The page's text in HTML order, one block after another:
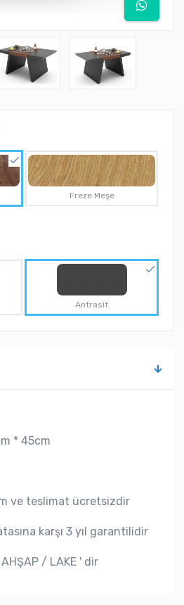
Freze Meşe
Antrasit
* 45cm
ve teslimat ücretsizdir
karşı 3 yıl garantilidir
/ LAKE ' dir